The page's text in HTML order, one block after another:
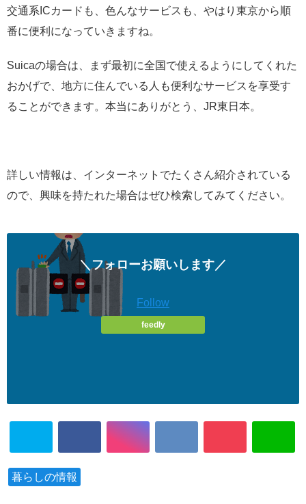
交通系ICカードも、色んなサービスも、やはり東京から順
番に便利になっていきますね。
Suicaの場合は、まず最初に全国で使えるようにしてくれた
おかげで、地方に住んでいる人も便利なサービスを享受す
ることができます。本当にありがとう、JR東日本。
詳しい情報は、インターネットでたくさん紹介されている
ので、興味を持たれた場合はぜひ検索してみてください。
＼フォローお願いします／
Follow
feedly
暮らしの情報